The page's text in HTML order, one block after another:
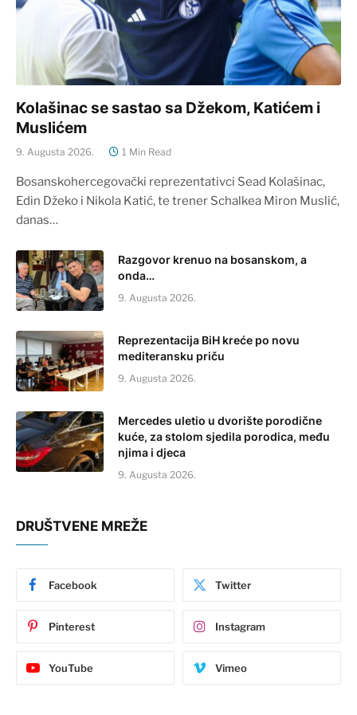
Kolašinac se sastao sa Džekom, Katićem i
Muslićem
9. Augusta 2026. 1 Min Read
Bosanskohercegovački reprezentativci Sead Kolašinac,
Edin Džeko i Nikola Katić, te trener Schalkea Miron Muslić,
danas…
Razgovor krenuo na bosanskom, a
onda…
9. Augusta 2026.
Reprezentacija BiH kreće po novu
mediteransku priču
9. Augusta 2026.
Mercedes uletio u dvorište porodične
kuće, za stolom sjedila porodica, među
njima i djeca
9. Augusta 2026.
DRUŠTVENE MREŽE
Facebook Twitter
Pinterest Instagram
YouTube Vimeo